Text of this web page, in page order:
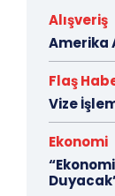
Alışveriş
Amerika
Flaş
Vize
Ekonomi